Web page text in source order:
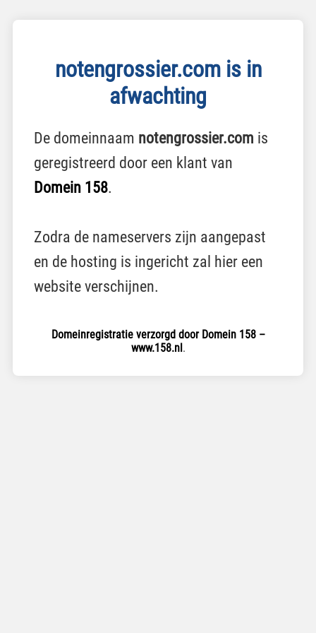
notengrossier.com is in
afwachting
De domeinnaam notengrossier.com is
geregistreerd door een klant van
Domein 158.
Zodra de nameservers zijn aangepast
en de hosting is ingericht zal hier een
website verschijnen.
Domeinregistratie verzorgd door Domein 158 –
www.158.nl .